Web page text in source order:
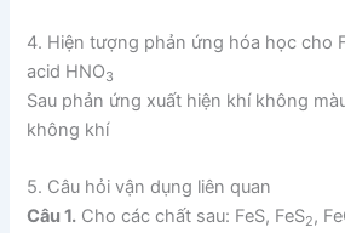
4. Hiện tượng phản ứng hóa học cho
acid HNO3
Sau phản ứng xuất hiện khí không
không khí
5. Câu hỏi vận dụng liên quan
Câu 1. Cho các chất sau: FeS, FeS2,